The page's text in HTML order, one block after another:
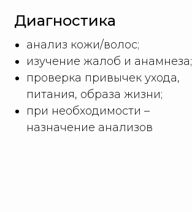
Диагностика
анализ кожи/волос;
изучение жалоб и анамнеза;
проверка привычек ухода,
питания, образа жизни;
при необходимости –
назначение анализов